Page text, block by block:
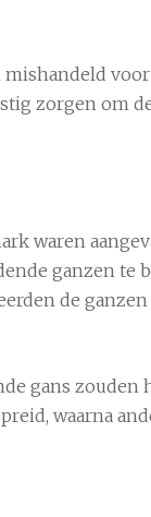
mishandeld
zorgen om
waren
ganzen te
de
gans zouden
waarna